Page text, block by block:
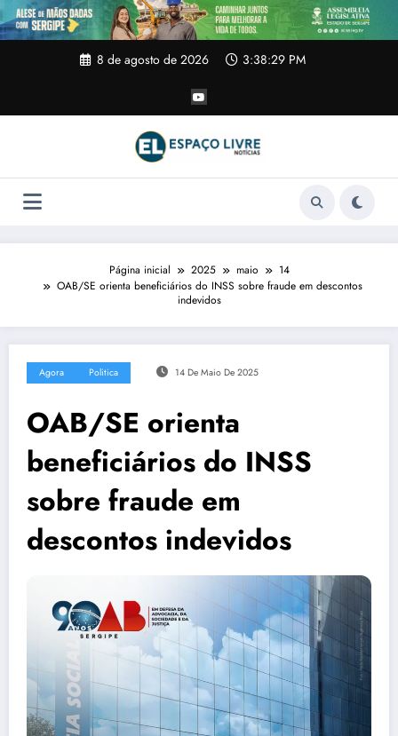
Pular
para
o
8 de agosto de 2026 3:38:30 PM
Página inicial 2025 maio
14
OAB/SE orienta beneficiários do INSS sobre fraude em descontos
indevidos
Agora Politica 14 De Maio De 2025
OAB/SE orienta
beneficiários do INSS
sobre fraude em
descontos indevidos